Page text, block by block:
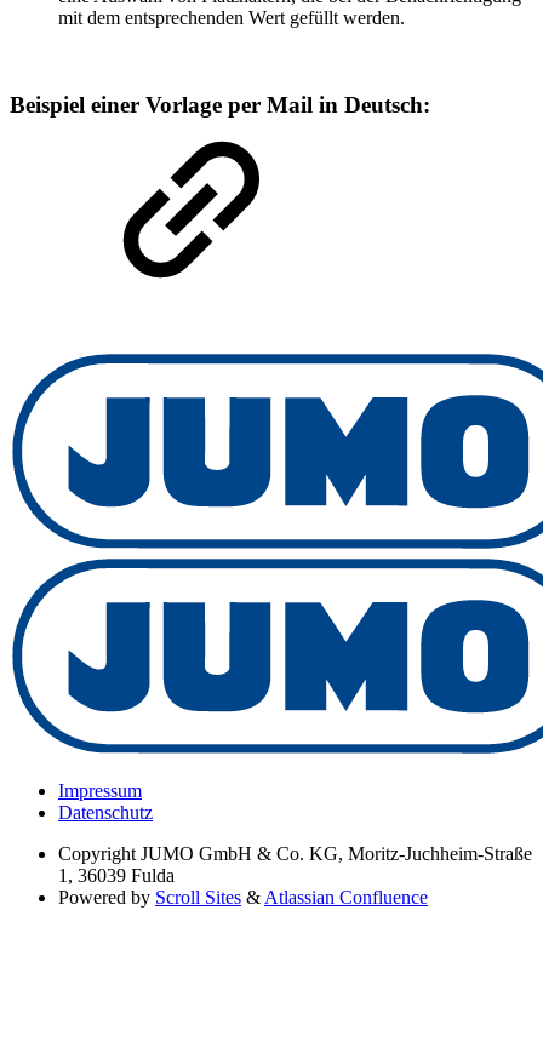
mit dem entsprechenden Wert gefüllt werden.
Beispiel einer Vorlage per Mail in Deutsch:
Impressum
Datenschutz
Copyright JUMO GmbH & Co. KG, Moritz-Juchheim-Straße
1, 36039 Fulda
Powered by Scroll Sites & Atlassian Confluence